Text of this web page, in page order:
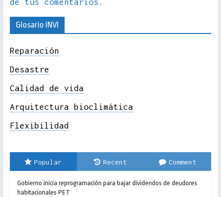
de tus comentarios.
Glosario INVI
Reparación
Desastre
Calidad de vida
Arquitectura bioclimática
Flexibilidad
Popular Recent Comment
Gobierno inicia reprogramación para bajar dividendos de deudores
habitacionales PET